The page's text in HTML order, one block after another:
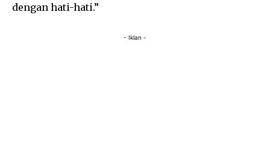
dengan hati-hati.”
- Iklan -